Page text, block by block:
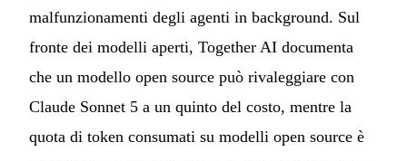
malfunzionamenti degli agenti in background. Sul
fronte dei modelli aperti, Together AI documenta
che un modello open source può rivaleggiare con
Claude Sonnet 5 a un quinto del costo, mentre la
quota di token consumati su modelli open source è